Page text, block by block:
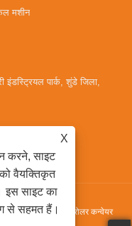
मशीन
पार्क, शुंडे जिला,
- बिना शक्ति वाली रोलर कन्वेयर
X
करने, साइट
वैयक्तिकृत
साइट का
से सहमत हैं।